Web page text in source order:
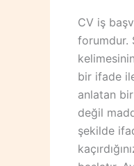
CV iş
forumdur.
bir ifade
anlatan
değil
şekilde